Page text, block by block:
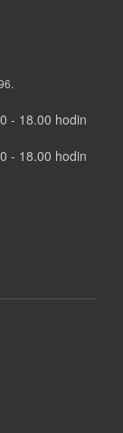
- 18.00 hodin
- 18.00 hodin